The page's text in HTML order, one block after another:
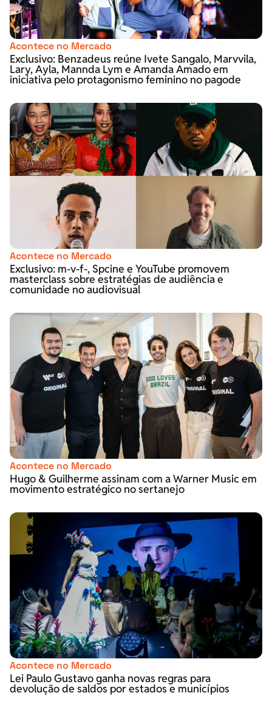
Acontece no Mercado
Exclusivo: Benzadeus reúne Ivete Sangalo, Marvvila,
Lary, Ayla, Mannda Lym e Amanda Amado em
iniciativa pelo protagonismo feminino no pagode
Acontece no Mercado
Exclusivo: m-v-f-, Spcine e YouTube promovem
masterclass sobre estratégias de audiência e
comunidade no audiovisual
Acontece no Mercado
Hugo & Guilherme assinam com a Warner Music em
movimento estratégico no sertanejo
Acontece no Mercado
Lei Paulo Gustavo ganha novas regras para
devolução de saldos por estados e municípios